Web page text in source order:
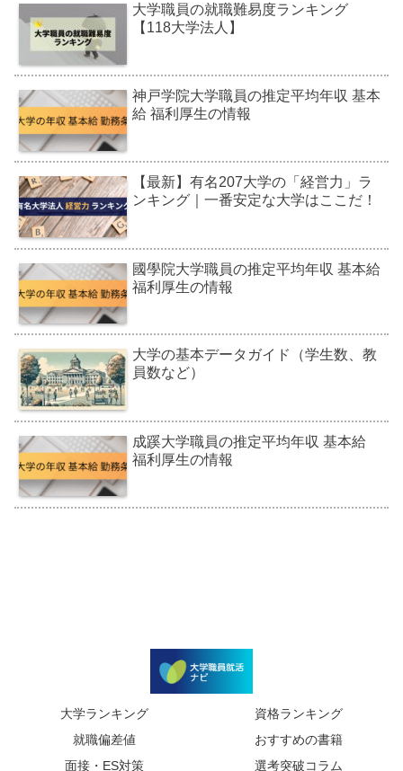
大学職員の就職難易度ランキング
【118大学法人】
神戸学院大学職員の推定平均年収 基本
給 福利厚生の情報
【最新】有名207大学の「経営力」ラ
ンキング｜一番安定な大学はここだ！
國學院大学職員の推定平均年収 基本給
福利厚生の情報
大学の基本データガイド（学生数、教
員数など）
成蹊大学職員の推定平均年収 基本給
福利厚生の情報
大学ランキング
資格ランキング
就職偏差値
おすすめの書籍
面接・ES対策
選考突破コラム